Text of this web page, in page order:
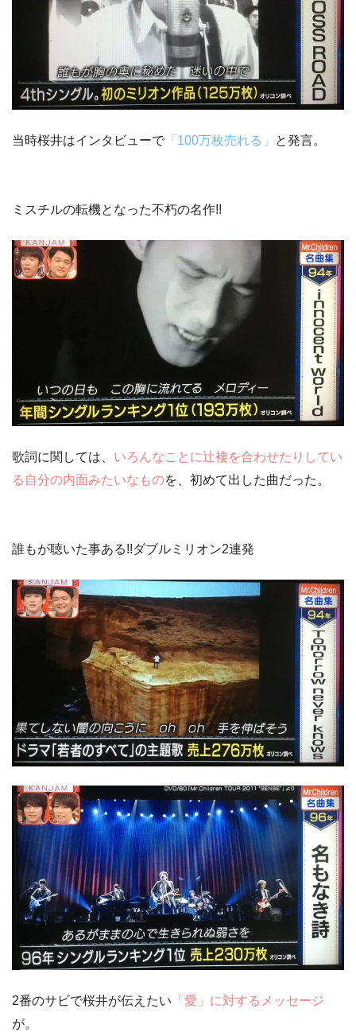
当時桜井はインタビューで 「100万枚売れる」 と発言。
ミスチルの転機となった不朽の名作!!
歌詞に関しては、 いろんなことに辻褄を合わせたりしてい
る自分の内面みたいなものを、初めて出した曲だった。
誰もが聴いた事ある!!ダブルミリオン2連発
2番のサビで桜井が伝えたい 「愛」に対するメッセージ
が。